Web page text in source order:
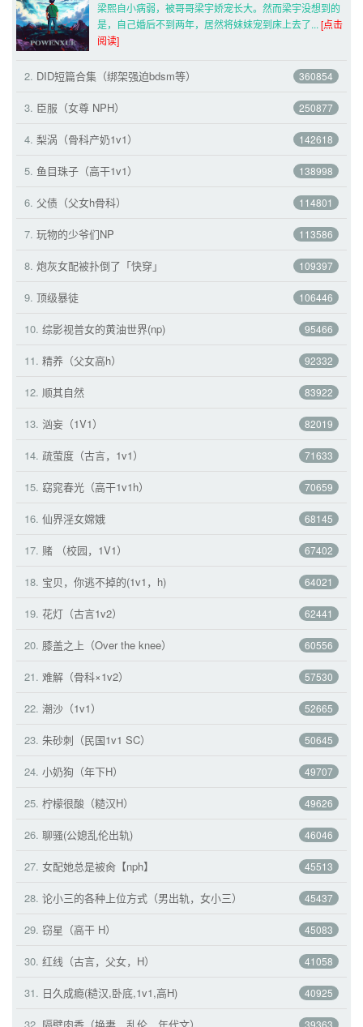
梁熙自小病弱，被哥哥梁宇娇宠长大。然而梁宇没想到的
是，自己婚后不到两年，居然将妹妹宠到床上去了... [点击
阅读]
360854
2. DID短篇合集（绑架强迫bdsm等）
250877
3. 臣服（女尊 NPH）
142618
4. 梨涡（骨科产奶1v1）
138998
5. 鱼目珠子（高干1v1）
114801
6. 父债（父女h骨科）
113586
7. 玩物的少爷们NP
109397
8. 炮灰女配被扑倒了「快穿」
106446
9. 顶级暴徒
95466
10. 综影视普女的黄油世界(np)
92332
11. 精养（父女高h）
83922
12. 顺其自然
82019
13. 汹妄（1V1）
71633
14. 疏萤度（古言，1v1）
70659
15. 窈窕春光（高干1v1h）
68145
16. 仙界淫女嫦娥
67402
17. 赌 （校园，1V1）
64021
18. 宝贝，你逃不掉的(1v1，h)
62441
19. 花灯（古言1v2）
60556
20. 膝盖之上（Over the knee）
57530
21. 难解（骨科×1v2）
52665
22. 潮沙（1v1）
50645
23. 朱砂刺（民国1v1 SC）
49707
24. 小奶狗（年下H）
49626
25. 柠檬很酸（糙汉H）
46046
26. 聊骚(公媳乱伦出轨)
45513
27. 女配她总是被肏【nph】
45437
28. 论小三的各种上位方式（男出轨，女小三）
45083
29. 窃星（高干 H）
41058
30. 红线（古言，父女，H）
40925
31. 日久成瘾(糙汉,卧底,1v1,高H)
39363